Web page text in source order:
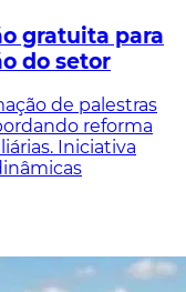
gratuita para
do setor
de palestras
reforma
Iniciativa